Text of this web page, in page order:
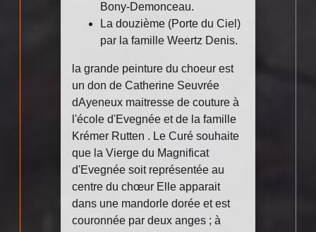
Bony-Demonceau.
La douzième (Porte du Ciel)
par la famille Weertz Denis.
la grande peinture du choeur est
un don de Catherine Seuvrée
dAyeneux maitresse de couture à
l'école d'Evegnée et de la famille
Krémer Rutten . Le Curé souhaite
que la Vierge du Magnificat
d'Evegnée soit représentée au
centre du chœur Elle apparait
dans une mandorle dorée et est
couronnée par deux anges ; à